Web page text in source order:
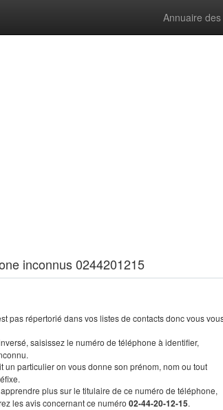
Annuaire
inconnus 0244201215
pas répertorié dans vos listes de contacts donc vous
saisissez le numéro de téléphone à identifier,
un particulier on vous donne son prénom, nom ou tout
plus sur le titulaire de ce numéro de téléphone,
les avis concernant ce numéro 02-44-20-12-15.